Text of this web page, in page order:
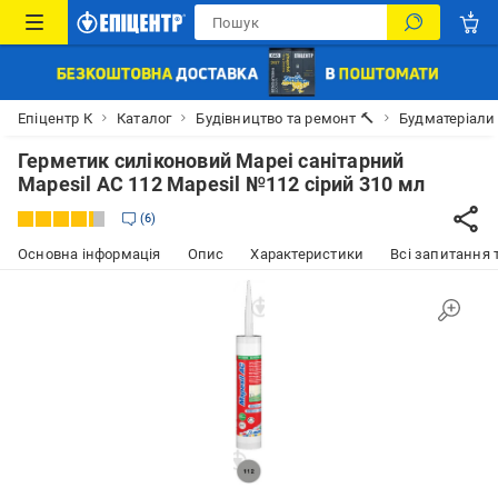
Епіцентр К Каталог Будівництво та ремонт 🔨 Будматеріали
Герметик силіконовий Mapei санітарний
Mapesil AC 112 Mapesil №112 сірий 310 мл
6
Основна інформація Опис Характеристики Всі запитання